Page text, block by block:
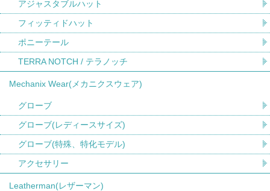
アジャスタブルハット
フィッティドハット
ポニーテール
TERRA NOTCH / テラノッチ
Mechanix Wear(メカニクスウェア)
グローブ
グローブ(レディースサイズ)
グローブ(特殊、特化モデル)
アクセサリー
Leatherman(レザーマン)